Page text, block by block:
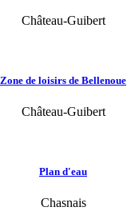
Château-Guibert
Zone de loisirs de Bellenoue
Château-Guibert
Plan d'eau
Chasnais